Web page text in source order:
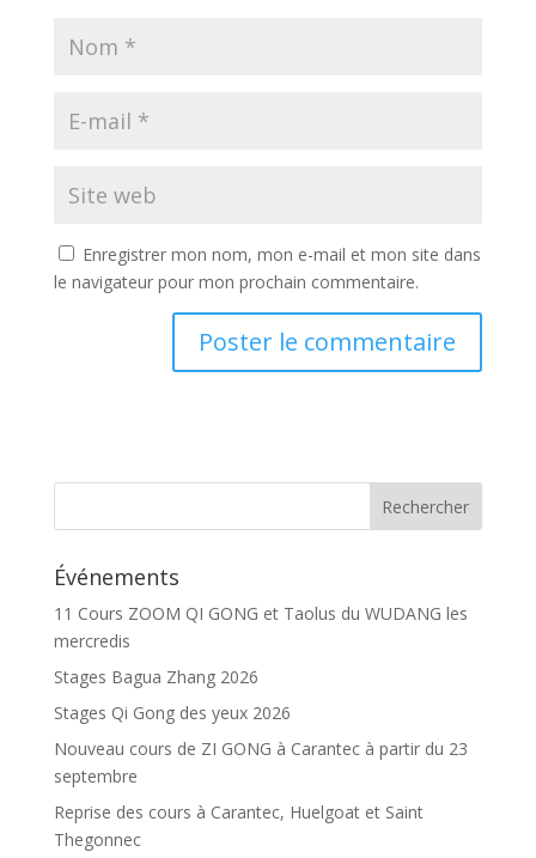
Enregistrer mon nom, mon e-mail et mon site dans
le navigateur pour mon prochain commentaire.
Événements
11 Cours ZOOM QI GONG et Taolus du WUDANG les
mercredis
Stages Bagua Zhang 2026
Stages Qi Gong des yeux 2026
Nouveau cours de ZI GONG à Carantec à partir du 23
septembre
Reprise des cours à Carantec, Huelgoat et Saint
Thegonnec